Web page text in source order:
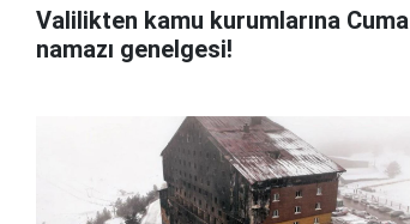
Valilikten kamu kurumlarına Cuma
namazı genelgesi!